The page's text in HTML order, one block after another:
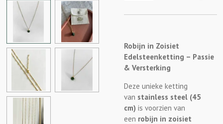
Robijn in Zoisiet
Edelsteenketting – Passie
& Versterking
Deze unieke ketting
van stainless steel (45
cm) is voorzien van
een robijn in zoisiet